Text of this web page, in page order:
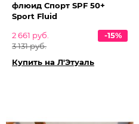
флюид Спорт SPF 50+
Sport Fluid
2 661 руб.
3 131 руб.
-15%
Купить на Л'Этуаль